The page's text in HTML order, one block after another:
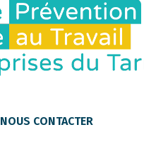
NOUS CONTACTER